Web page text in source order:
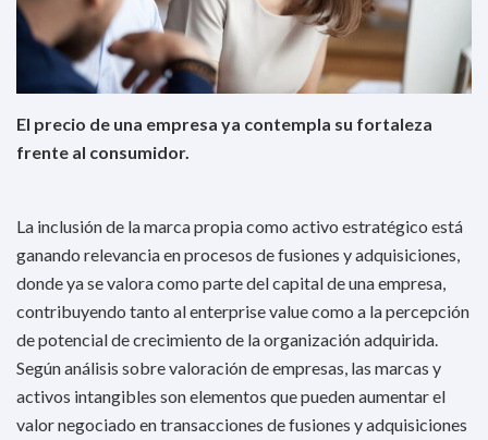
El precio de una empresa ya contempla su fortaleza
frente al consumidor.
La inclusión de la marca propia como activo estratégico está
ganando relevancia en procesos de fusiones y adquisiciones,
donde ya se valora como parte del capital de una empresa,
contribuyendo tanto al enterprise value como a la percepción
de potencial de crecimiento de la organización adquirida.
Según análisis sobre valoración de empresas, las marcas y
activos intangibles son elementos que pueden aumentar el
valor negociado en transacciones de fusiones y adquisiciones